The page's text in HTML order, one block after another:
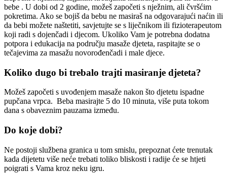
bebe . U dobi od 2 godine, možeš započeti s nježnim, ali čvršćim
pokretima. Ako se bojiš da bebu ne masiraš na odgovarajući naćin ili
da bebi možete naštetiti, savjetujte se s liječnikom ili fizioterapeutom
koji radi s dojenčadi i djecom. Ukoliko Vam je potrebna dodatna
potpora i edukacija na području masaže djeteta, raspitajte se o
tečajevima za masažu novorođenčadi i male djece.
Koliko dugo bi trebalo trajti masiranje djeteta?
Možeš započeti s uvođenjem masaže nakon što djetetu ispadne
pupčana vrpca. Beba masirajte 5 do 10 minuta, više puta tokom
dana s obaveznim pauzama između.
Do koje dobi?
Ne postoji službena granica u tom smislu, prepoznat ćete trenutak
kada dijetetu više neće trebati toliko bliskosti i radije će se htjeti
poigrati s Vama kroz neku igru.